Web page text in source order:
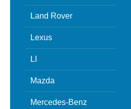
Land Rover
Lexus
LI
Mazda
Mercedes-Benz